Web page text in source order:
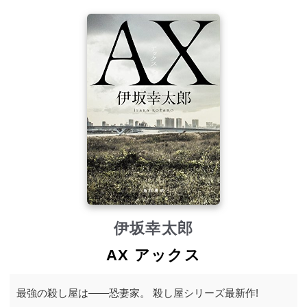
伊坂幸太郎
AX アックス
最強の殺し屋は――恐妻家。 殺し屋シリーズ最新作!